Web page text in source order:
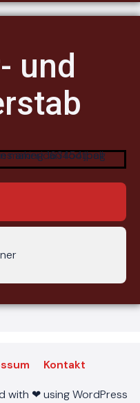
und
Kontakt
with ❤ using WordPress